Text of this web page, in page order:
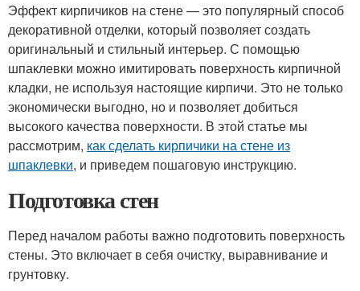
Эффект кирпичиков на стене — это популярный способ
декоративной отделки, который позволяет создать
оригинальный и стильный интерьер. С помощью
шпаклевки можно имитировать поверхность кирпичной
кладки, не используя настоящие кирпичи. Это не только
экономически выгодно, но и позволяет добиться
высокого качества поверхности. В этой статье мы
рассмотрим, как сделать кирпичики на стене из
шпаклевки, и приведем пошаговую инструкцию.
Подготовка стен
Перед началом работы важно подготовить поверхность
стены. Это включает в себя очистку, выравнивание и
грунтовку.